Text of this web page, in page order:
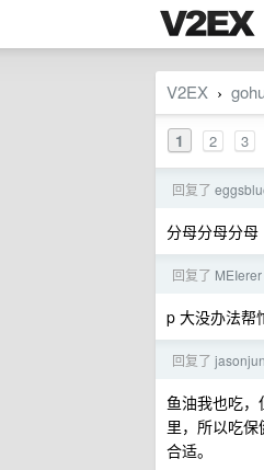
V2EX ›
1 2 3
回复了
分母分母分母
回复了 MEIerer
p 大没办法帮
回复了 jasonjun
鱼油我也吃
里，所以吃
合适。